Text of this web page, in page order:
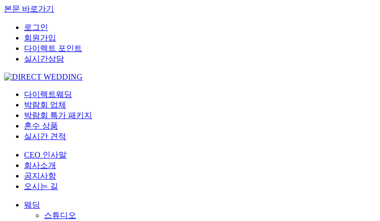
본문 바로가기
로그인
회원가입
다이렉트 포인트
실시간상담
다이렉트웨딩
박람회 업체
박람회 특가 패키지
혼수 상품
실시간 견적
CEO 인사말
회사소개
공지사항
오시는 길
웨딩
스튜디오